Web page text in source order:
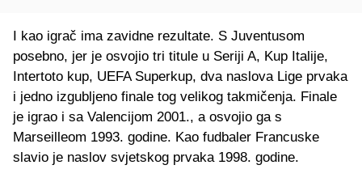
I kao igrač ima zavidne rezultate. S Juventusom
posebno, jer je osvojio tri titule u Seriji A, Kup Italije,
Intertoto kup, UEFA Superkup, dva naslova Lige prvaka
i jedno izgubljeno finale tog velikog takmičenja. Finale
je igrao i sa Valencijom 2001., a osvojio ga s
Marseilleom 1993. godine. Kao fudbaler Francuske
slavio je naslov svjetskog prvaka 1998. godine.